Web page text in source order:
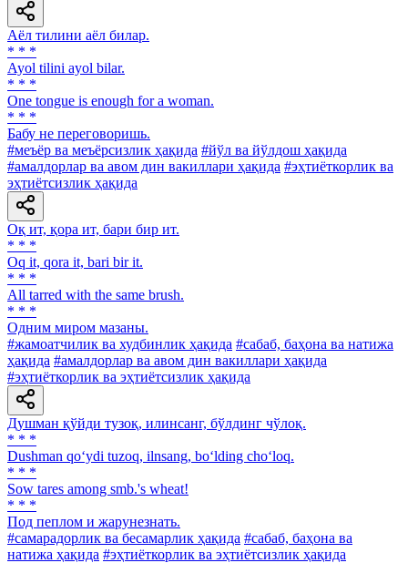
Аёл тилини аёл билар.
* * *
Ayol tilini ayol bilar.
* * *
One tongue is enough for a woman.
* * *
Бабу не переговоришь.
#меъёр ва меъёрсизлик ҳақида #йўл ва йўлдош ҳақида
#амалдорлар ва авом дин вакиллари ҳақида #эҳтиёткорлик ва
эҳтиётсизлик ҳақида
Оқ ит, қора ит, бари бир ит.
* * *
Oq it, qora it, bari bir it.
* * *
All tarred with the same brush.
* * *
Одним миром мазаны.
#жамоатчилик ва худбинлик ҳақида #сабаб, баҳона ва натижа
ҳақида #амалдорлар ва авом дин вакиллари ҳақида
#эҳтиёткорлик ва эҳтиётсизлик ҳақида
Душман қўйди тузоқ, илинсанг, бўлдинг чўлоқ.
* * *
Dushman qo‘ydi tuzoq, ilnsang, bo‘lding cho‘loq.
* * *
Sow tares among smb.'s wheat!
* * *
Под пеплом и жарунезнать.
#самарадорлик ва бесамарлик ҳақида #сабаб, баҳона ва
натижа ҳақида #эҳтиёткорлик ва эҳтиётсизлик ҳақида